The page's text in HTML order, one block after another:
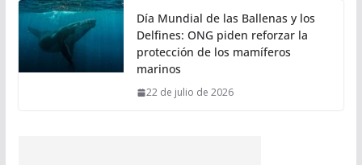
Día Mundial de las Ballenas y los
Delfines: ONG piden reforzar la
protección de los mamíferos
marinos
22 de julio de 2026